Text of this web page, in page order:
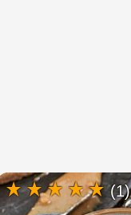
(1)